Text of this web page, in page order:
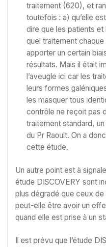
traitement (620), et
toutefois : a) qu’elle
dire que les patients
quel traitement
apporter un certain
résultats. Mais il était
l’aveugle ici car les
leurs formes
les masquer tous
contrôle ne reçoit pas
traitement standard,
du Pr Raoult. On a
cette étude.
Un autre point est à
étude DISCOVERY sont
plus dégradé que ceux de
peut-elle être avoir un
quand elle est prise à un
Il est prévu que l’étude